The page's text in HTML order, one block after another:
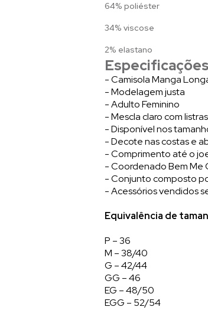
64% poliéster
34% viscose
2% elastano
- Camisola Manga
- Modelagem justa
- Adulto Feminino
- Mescla claro com
- Disponível nos
- Decote nas costas e
- Comprimento até o
- Coordenado Bem Me
- Conjunto composto
- Acessórios vendidos
Equivalência de
P – 36
M – 38/40
G – 42/44
GG – 46
EG – 48/50
EGG – 52/54